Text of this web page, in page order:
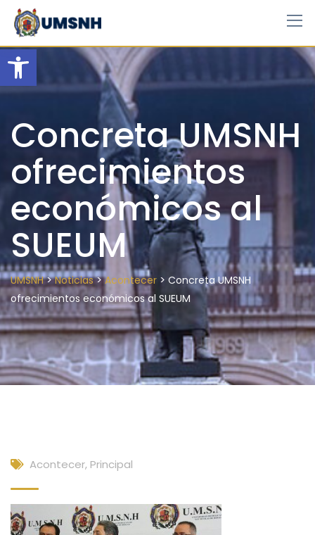
Open toolbar
Skip
content
Concreta UMSNH
ofrecimientos
económicos al
SUEUM
UMSNH>Noticias>Acontecer > Concreta UMSNH
ofrecimientos económicos al SUEUM
Acontecer, Principal